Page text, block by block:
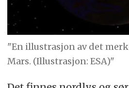
"En illustrasjon av det
Mars. (Illustrasjon: ESA)"